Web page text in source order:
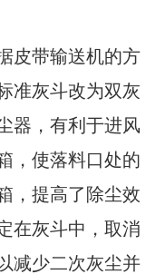
皮带输送机的方
准灰斗改为双灰
器，有利于进风
，使落料口处的
，提高了除尘效
在灰斗中，取消
减少二次灰尘并